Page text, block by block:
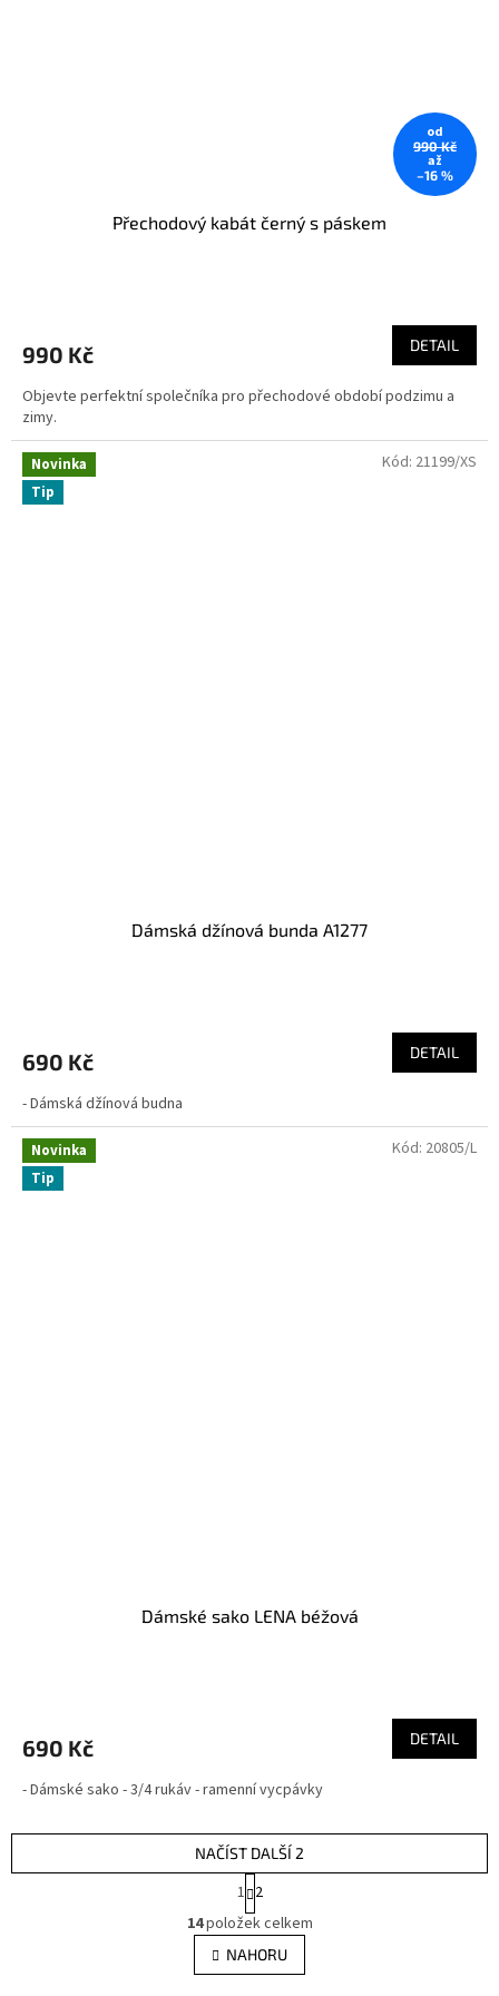
od
990 Kč
až
–16 %
Přechodový kabát černý s páskem
990 Kč DETAIL
Objevte perfektní společníka pro přechodové období podzimu a
zimy.
Novinka
Tip
Dámská džínová bunda A1277
690 Kč DETAIL
- Dámská džínová budna
Kód: 21199/XS
Novinka
Tip
Dámské sako LENA béžová
690 Kč DETAIL
- Dámské sako - 3/4 rukáv - ramenní vycpávky
Kód: 20805/L
O
v
l
á
NAČÍST DALŠÍ 2
S
t
r
á
n
k
1 2
14položek celkem
NAHORU